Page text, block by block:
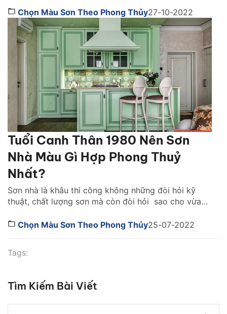
thu hút được tài lộc và vận khí cho cả gia đình. Việc
chọn hướng phòng bếp và cách bày trí phòng bếp
[…]
Chọn Màu Sơn Theo Phong Thủy27-10-2022
Tuổi Canh Thân 1980 Nên Sơn
Nhà Màu Gì Hợp Phong Thuỷ
Nhất?
Sơn nhà là khâu thi công không những đòi hỏi kỹ
thuật, chất lượng sơn mà còn đòi hỏi sao cho vừa
thuỷ, giúp nói lên tính cách của gia chủ và mang lại
Chọn Màu Sơn Theo Phong Thủy25-07-2022
Tags:
Tìm Kiếm Bài Viết